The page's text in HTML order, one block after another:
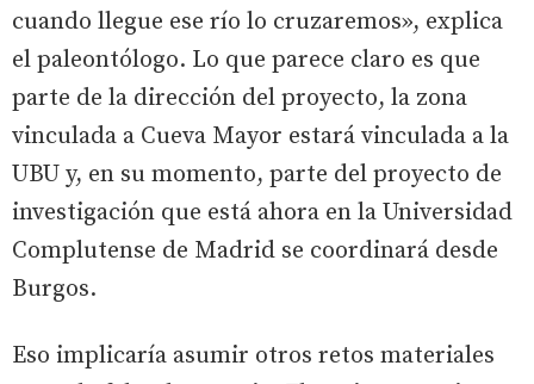
cuando llegue ese río lo cruzaremos», explica
el paleontólogo. Lo que parece claro es que
parte de la dirección del proyecto, la zona
vinculada a Cueva Mayor estará vinculada a la
UBU y, en su momento, parte del proyecto de
investigación que está ahora en la Universidad
Complutense de Madrid se coordinará desde
Burgos.
Eso implicaría asumir otros retos materiales